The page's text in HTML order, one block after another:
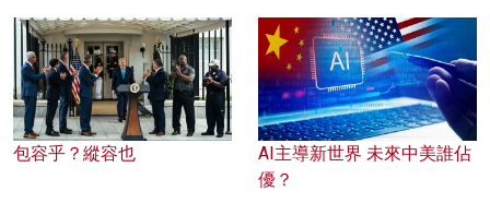
包容乎？縱容也
AI主導新世界 未來中美誰佔
優？